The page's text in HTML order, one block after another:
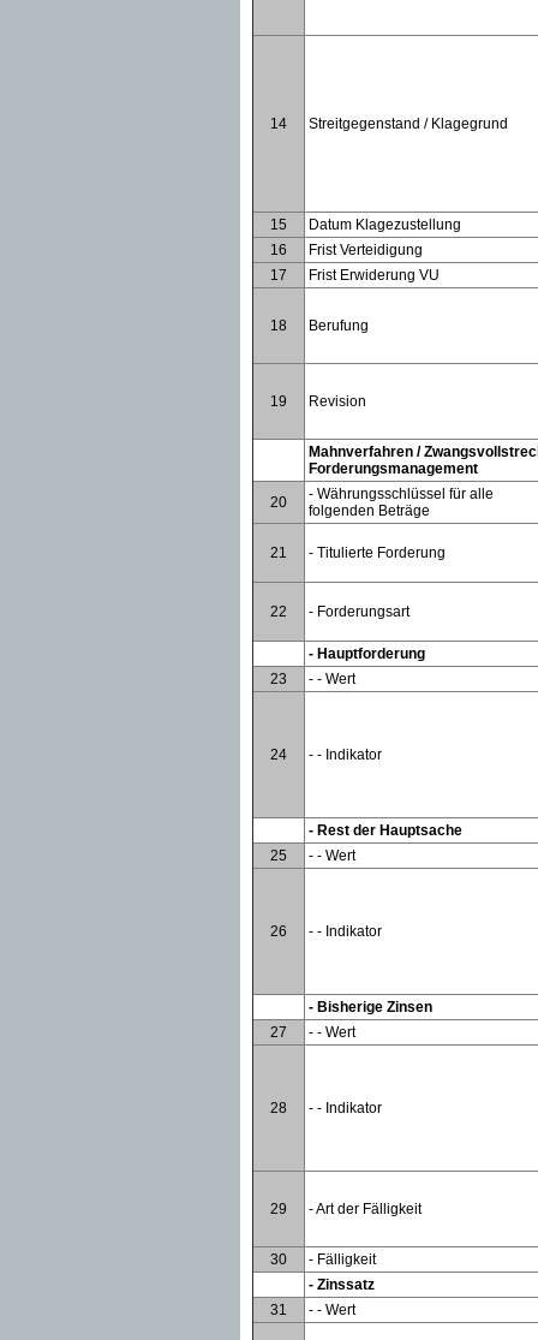
14 Streitgegenstand / Klagegrund
15
Datum Klagezustellung
16
Frist Verteidigung
17
Frist Erwiderung VU
18 Berufung
19 Revision
Mahnverfahren /
Forderungsmanagement
20
- Währungsschlüssel für alle
folgenden Beträge
21 - Titulierte Forderung
22 - Forderungsart
- Hauptforderung
23
- - Wert
24 - - Indikator
- Rest der Hauptsache
25
- - Wert
26 - - Indikator
- Bisherige Zinsen
27
- - Wert
28 - - Indikator
29 - Art der Fälligkeit
30
- Fälligkeit
- Zinssatz
31
- - Wert